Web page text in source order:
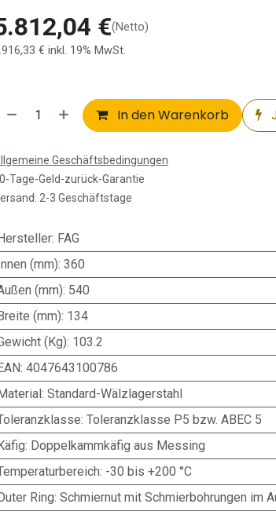
€(Netto)
€ inkl. 19% MwSt.
In den Warenkorb
Geschäftsbedingungen
Tage-Geld-zurück-Garantie
2-3 Geschäftstage
: FAG
(mm): 360
(mm): 540
(mm): 134
(Kg): 103.2
: 4047643100786
: Standard-Wälzlagerstahl
: Toleranzklasse P5 bzw. ABEC 5
: Doppelkammkäfig aus Messing
: -30 bis +200 °C
Ring: Schmiernut mit Schmierbohrungen im